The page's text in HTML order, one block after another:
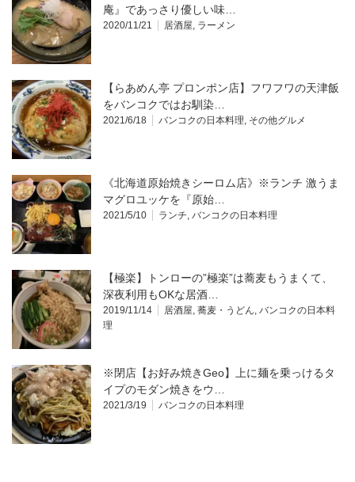
庵』であっさり優しい味…
2020/11/21 居酒屋 ラーメン
【らあめん亭 プロンポン店】フワフワの天津飯
をバンコクではお馴染…
2021/6/18 バンコクの日本料理 その他グルメ
《北海道原始焼きシーロム店》※ランチ 激うま
マグロユッケを『原始…
2021/5/10 ランチ バンコクの日本料理
【極楽】トンローの”極楽”は蕎麦もうまくて、
深夜利用もOKな居酒…
2019/11/14 居酒屋 蕎麦・うどん バンコクの日本料
理
※閉店【お好み焼きGeo】上に麺を乗っけるタ
イプのモダン焼きをウ…
2021/3/19 バンコクの日本料理